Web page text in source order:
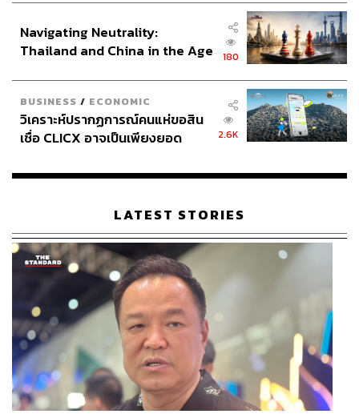
Navigating Neutrality:
Thailand and China in the Age
180
BUSINESS / ECONOMIC
วิเคราะห์ปรากฏการณ์คนแห่ขอสิน
เชื่อ CLICX อาจเป็นเพียงยอด
เรือนไทยที่ถูกซุกไว้
2.6K
LATEST STORIES